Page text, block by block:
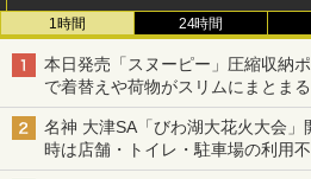
1時間 24時間
本日発売「スヌーピー」圧縮収納
で着替えや荷物がスリムにまとまる
名神 大津SA「びわ湖大花火大会」
時は店舗・トイレ・駐車場の利用